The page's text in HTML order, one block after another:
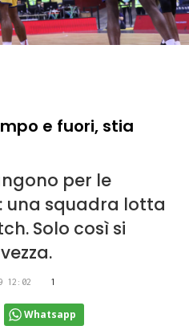
e fuori, stia
per le
una squadra lotta
Solo così si
12:02 1
Whatsapp